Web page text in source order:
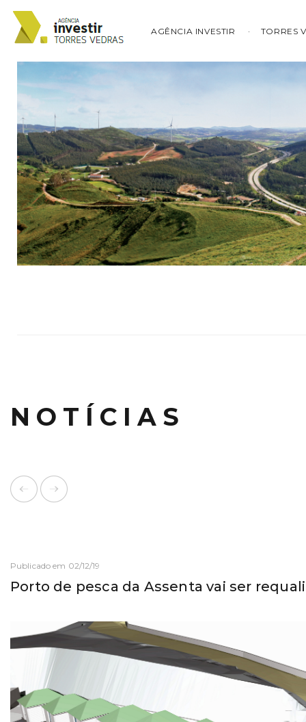
AGÊNCIA INVESTIR TORRES
NOTÍCIAS
Publicado em 02/12/19
Porto de pesca da Assenta vai ser